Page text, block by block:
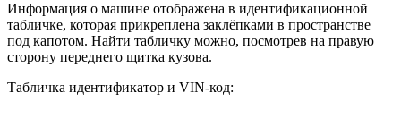
Информация о машине отображена в идентификационной
табличке, которая прикреплена заклёпками в пространстве
под капотом. Найти табличку можно, посмотрев на правую
сторону переднего щитка кузова.
Табличка идентификатор и VIN-код: